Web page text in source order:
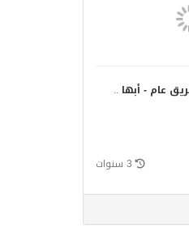
عام - أبها ..
3 سنوات